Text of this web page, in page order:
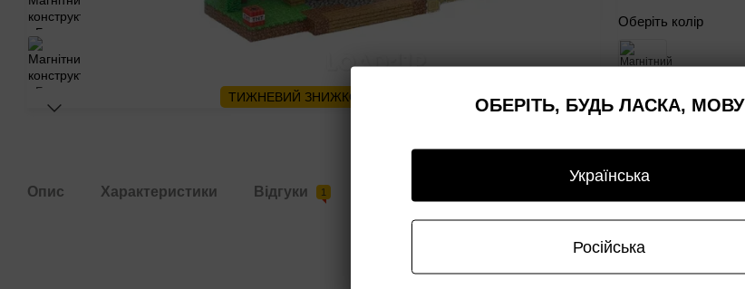
ТИЖНЕВИЙ ЗНИЖКОПАД🔥
Оберіть колір
Опис Характеристики Відгуки 1
ОБЕРІТЬ, БУДЬ ЛАСКА, МОВУ
Українська
Російська